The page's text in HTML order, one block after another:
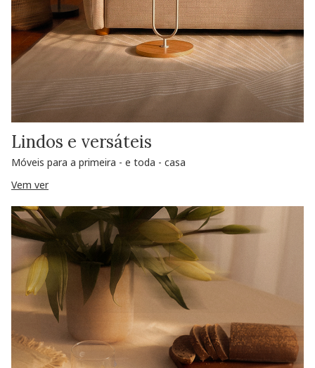
Lindos e versáteis
Móveis para a primeira - e toda - casa
Vem ver